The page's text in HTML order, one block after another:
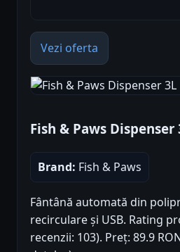
Vezi oferta
Fish & Paws Dispenser
Brand: Fish & Paws
Fântână automată din
recirculare și USB. Rating
recenzii: 103). Preț: 89.9